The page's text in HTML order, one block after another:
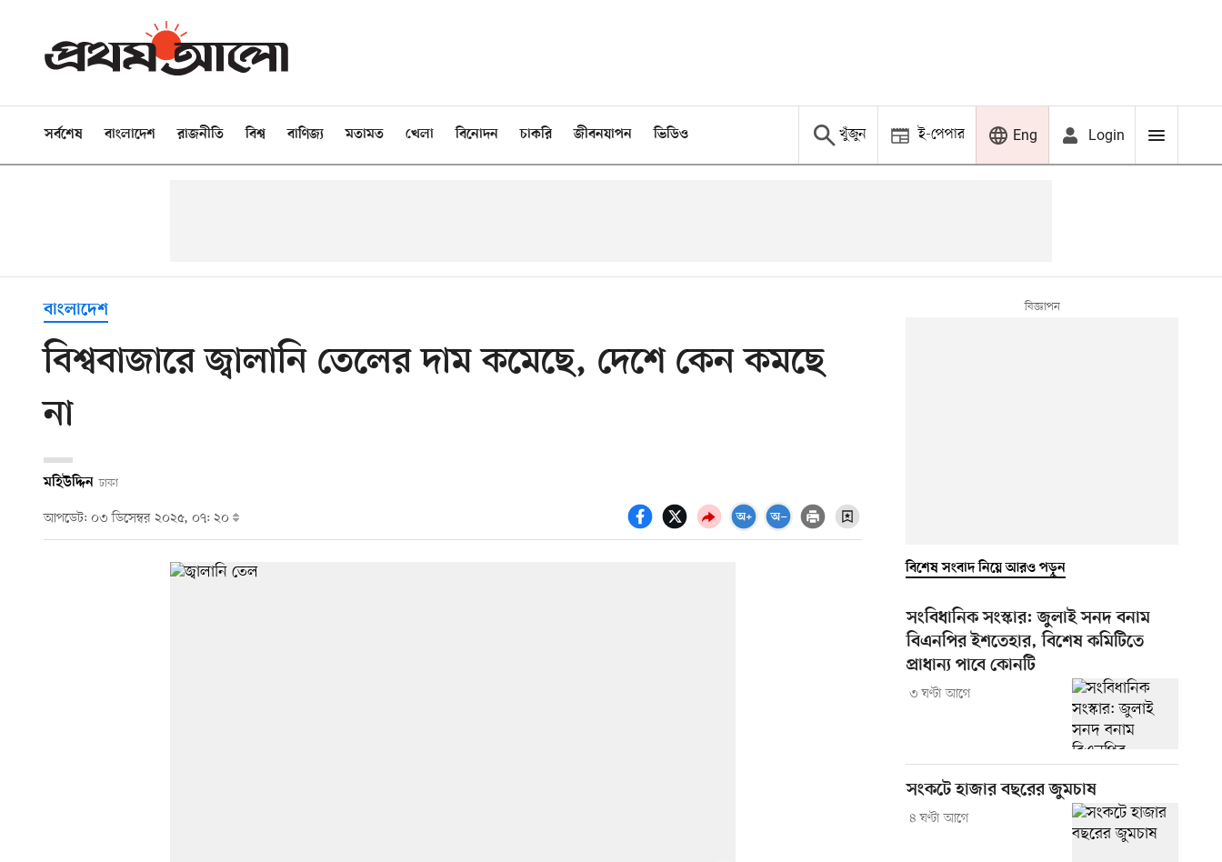
সর্বশেষ বাংলাদেশ রাজনীতি বিশ্ব বাণিজ্য মতামত খেলা বিনোদন চাকরি জীবনযাপন ভিডিও খুঁজুন ই-পেপার Eng Login
বাংলাদেশ
বিশ্ববাজারে জ্বালানি তেলের দাম কমেছে, দেশে কেন কমছে
না
মহিউদ্দিন ঢাকা
আপডেট: ০৩ ডিসেম্বর ২০২৫, ০৭: ২০
বিশেষ সংবাদ নিয়ে আরও পড়ুন
সংবিধানিক সংস্কার: জুলাই সনদ বনাম
বিএনপির ইশতেহার, বিশেষ কমিটিতে
প্রাধান্য পাবে কোনটি
৩ ঘণ্টা আগে
সংকটে হাজার বছরের জুমচাষ
৪ ঘণ্টা আগে